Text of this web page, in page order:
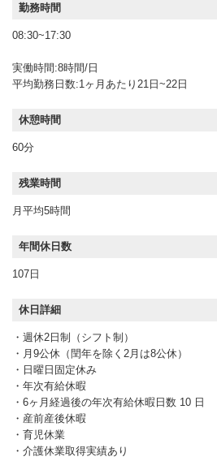
勤務時間
08:30~17:30
実働時間:8時間/日
平均勤務日数:1ヶ月あたり21日~22日
休憩時間
60分
残業時間
月平均5時間
年間休日数
107日
休日詳細
・週休2日制（シフト制）
・月9公休（閏年を除く2月は8公休）
・日曜日固定休み
・年次有給休暇
・6ヶ月経過後の年次有給休暇日数 10 日
・産前産後休暇
・育児休業
・介護休業取得実績あり